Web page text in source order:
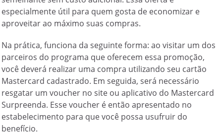
especialmente útil para quem gosta de economizar e
aproveitar ao máximo suas compras.
Na prática, funciona da seguinte forma: ao visitar um dos
parceiros do programa que oferecem essa promoção,
você deverá realizar uma compra utilizando seu cartão
Mastercard cadastrado. Em seguida, será necessário
resgatar um voucher no site ou aplicativo do Mastercard
Surpreenda. Esse voucher é então apresentado no
estabelecimento para que você possa usufruir do
benefício.